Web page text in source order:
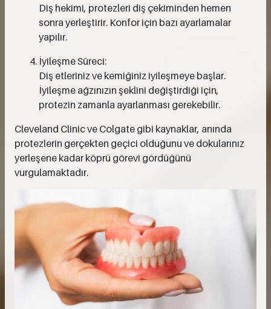
Diş hekimi, protezleri diş çekiminden hemen
sonra yerleştirir. Konfor için bazı ayarlamalar
yapılır.
İyileşme Süreci:
Diş etleriniz ve kemiğiniz iyileşmeye başlar.
İyileşme ağzınızın şeklini değiştirdiği için,
protezin zamanla ayarlanması gerekebilir.
Cleveland Clinic ve Colgate gibi kaynaklar, anında
protezlerin gerçekten geçici olduğunu ve dokularınız
yerleşene kadar köprü görevi gördüğünü
vurgulamaktadır.